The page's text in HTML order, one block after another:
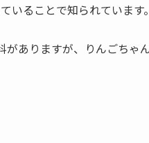
いることで知られています。
がありますが、りんごちゃ